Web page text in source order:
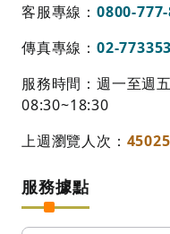
客服專線： 0800-
傳真專線： 02-
服務時間：週一至週
08:30~18:30
上週瀏覽人次：
服務據點